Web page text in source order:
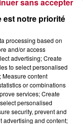
Voir plus
est notre priorité
processing based on
and/or access
advertising; Create
to select personalised
Measure content
or combinations
services; Create
personalised
security, prevent and
advertising and content;